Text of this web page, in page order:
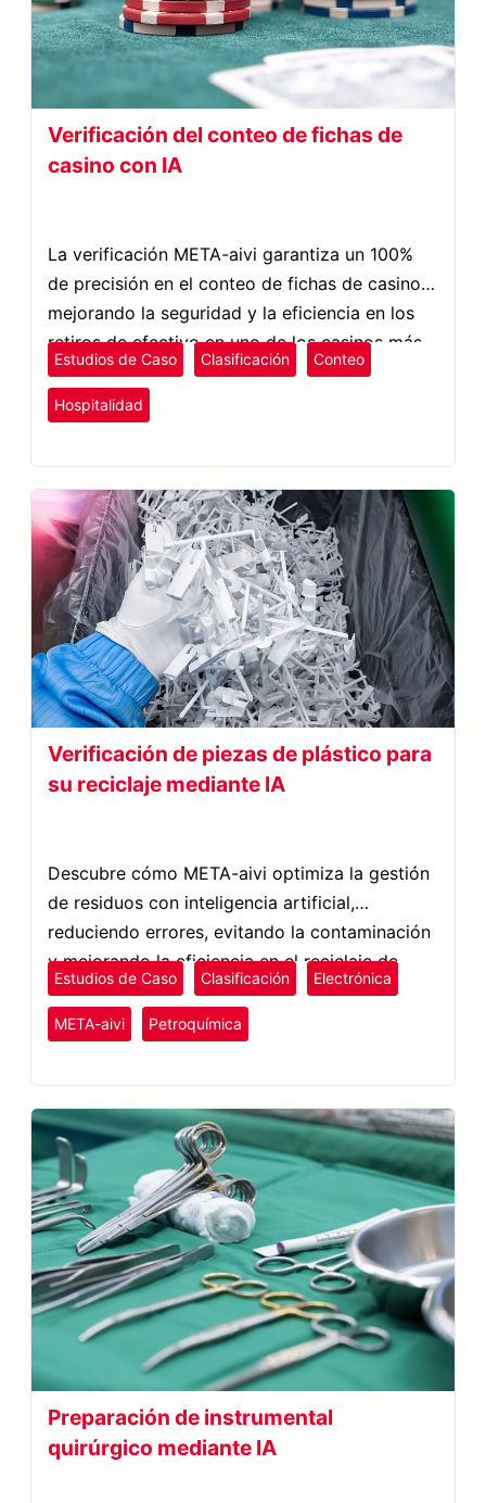
Verificación del conteo de fichas de
casino con IA
La verificación META-aivi garantiza un 100%
de precisión en el conteo de fichas de casino,
mejorando la seguridad y la eficiencia en los
retiros de efectivo en uno de los casinos más
grandes de Asia.
Estudios de Caso Clasificación Conteo
Hospitalidad
Verificación de piezas de plástico para
su reciclaje mediante IA
Descubre cómo META-aivi optimiza la gestión
de residuos con inteligencia artificial,
reduciendo errores, evitando la contaminación
y mejorando la eficiencia en el reciclaje de
piezas plásticas.
Estudios de Caso Clasificación Electrónica
META-aivi Petroquímica
Preparación de instrumental
quirúrgico mediante IA